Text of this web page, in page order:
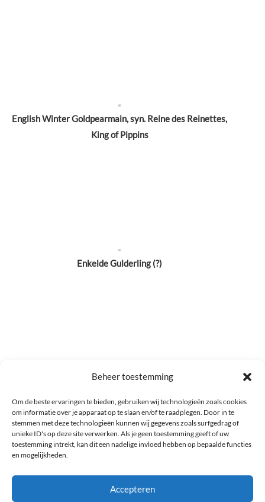
Beheer toestemming
Om de beste ervaringen te bieden, gebruiken wij technologieën zoals cookies
om informatie over je apparaat op te slaan en/of te raadplegen. Door in te
stemmen met deze technologieën kunnen wij gegevens zoals surfgedrag of
unieke ID's op deze site verwerken. Als je geen toestemming geeft of uw
toestemming intrekt, kan dit een nadelige invloed hebben op bepaalde functies
en mogelijkheden.
Accepteren
English Winter Goldpearmain, syn. Reine des Reinettes,
King of Pippins
Enkelde Gulderling (?)
Enkele Rode Winter Paradijs-appel, syn. Schagerrood